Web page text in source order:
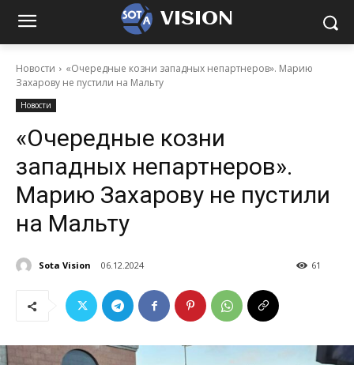
VISION
Новости
«Очередные козни западных непартнеров». Марию
Захарову не пустили на Мальту
Новости
«Очередные козни
западных непартнеров».
Марию Захарову не пустили
на Мальту
Sota Vision 06.12.2024 61